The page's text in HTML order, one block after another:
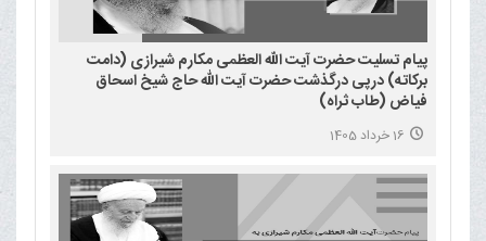
پیام تسلیت حضرت آیت الله العظمی مکارم شیرازی (دامت
برکاته) درپی درگذشت حضرت آیت الله حاج شیخ اسحاق
فیاض (طاب ثراه)
16 خرداد 1405